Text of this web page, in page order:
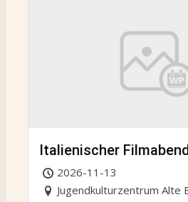
Italienischer
2026-11-13
Jugendkulturzentrum Alte